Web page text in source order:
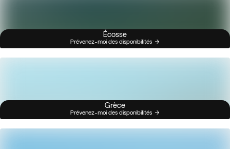
Écosse
Prévenez-moi des disponibilités
Grèce
Prévenez-moi des disponibilités